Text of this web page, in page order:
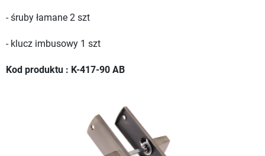
- śruby łamane 2 szt
- klucz imbusowy 1 szt
Kod produktu : K-417-90 AB